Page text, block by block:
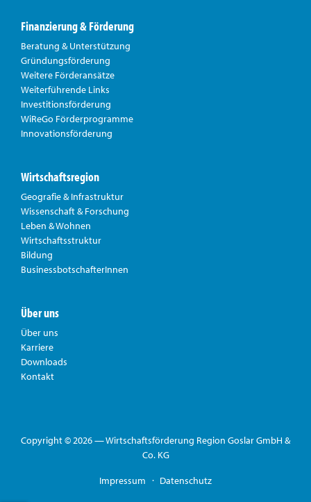
Finanzierung & Förderung
Beratung & Unterstützung
Gründungsförderung
Weitere Förderansätze
Weiterführende Links
Investitionsförderung
WiReGo Förderprogramme
Innovationsförderung
Wirtschaftsregion
Geografie & Infrastruktur
Wissenschaft & Forschung
Leben & Wohnen
Wirtschaftsstruktur
Bildung
BusinessbotschafterInnen
Über uns
Über uns
Karriere
Downloads
Kontakt
Copyright © 2026 — Wirtschaftsförderung Region Goslar GmbH &
Co. KG
Impressum Datenschutz